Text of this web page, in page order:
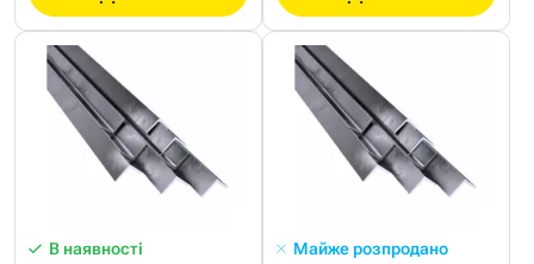
В наявності Майже розпродано